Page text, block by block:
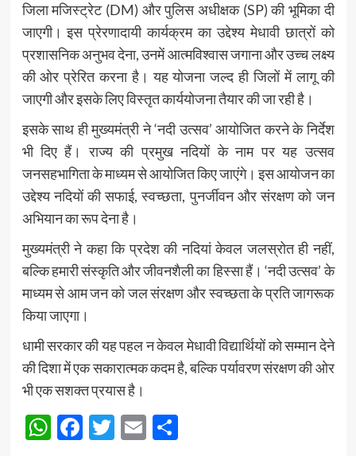
जिला मजिस्ट्रेट (DM) और पुलिस अधीक्षक (SP) की भूमिका दी
जाएगी। इस प्रेरणादायी कार्यक्रम का उद्देश्य मेधावी छात्रों को
प्रशासनिक अनुभव देना, उनमें आत्मविश्वास जगाना और उच्च लक्ष्य
की ओर प्रेरित करना है। यह योजना जल्द ही जिलों में लागू की
जाएगी और इसके लिए विस्तृत कार्ययोजना तैयार की जा रही है।
इसके साथ ही मुख्यमंत्री ने ‘नदी उत्सव’ आयोजित करने के निर्देश
भी दिए हैं। राज्य की प्रमुख नदियों के नाम पर यह उत्सव
जनसहभागिता के माध्यम से आयोजित किए जाएंगे। इस आयोजन का
उद्देश्य नदियों की सफाई, स्वच्छता, पुनर्जीवन और संरक्षण को जन
अभियान का रूप देना है।
मुख्यमंत्री ने कहा कि प्रदेश की नदियां केवल जलस्रोत ही नहीं,
बल्कि हमारी संस्कृति और जीवनशैली का हिस्सा हैं। ‘नदी उत्सव’ के
माध्यम से आम जन को जल संरक्षण और स्वच्छता के प्रति जागरूक
किया जाएगा।
धामी सरकार की यह पहल न केवल मेधावी विद्यार्थियों को सम्मान देने
की दिशा में एक सकारात्मक कदम है, बल्कि पर्यावरण संरक्षण की ओर
भी एक सशक्त प्रयास है।
WhatsApp
Facebook
Twitter
EmailShare